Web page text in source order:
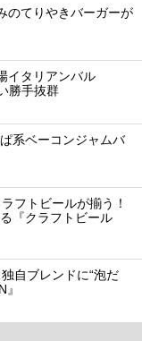
のてりやきバーガーが
イタリアンバル
勝手抜群
系ベーコンジャムバ
フトビールが揃う！
『クラフトビール
自ブレンドに“泡だ